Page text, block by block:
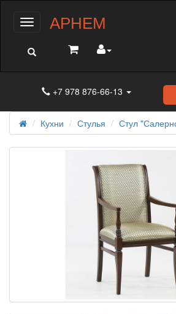
МенюАРНЕМ
+7 978 876-66-13
Кухни Стулья Стул